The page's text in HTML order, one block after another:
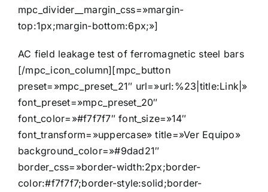
mpc_divider__margin_css=»margin-
top:1px;margin-bottom:6px;»]
AC field leakage test of ferromagnetic steel bars
[/mpc_icon_column][mpc_button
preset=»mpc_preset_21″ url=»url:%23|title:Link|»
font_preset=»mpc_preset_20″
font_color=»#f7f7f7″ font_size=»14″
font_transform=»uppercase» title=»Ver Equipo»
background_color=»#9dad21″
border_css=»border-width:2px;border-
color:#f7f7f7;border-style:solid;border-